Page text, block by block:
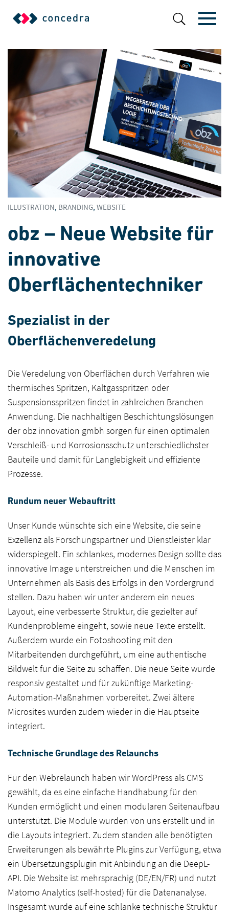
Branding
Digital
ILLUSTRATION, BRANDING, WEBSITE
obz – Neue Website für
innovative
Oberflächentechniker
Spezialist in der
Oberflächenveredelung
Die Veredelung von Oberflächen durch Verfahren wie
thermisches Spritzen, Kaltgasspritzen oder
Suspensionsspritzen findet in zahlreichen Branchen
Anwendung. Die nachhaltigen Beschichtungslösungen
der obz innovation gmbh sorgen für einen optimalen
Verschleiß- und Korrosionsschutz unterschiedlichster
Bauteile und damit für Langlebigkeit und effiziente
Prozesse.
Rundum neuer Webauftritt
Unser Kunde wünschte sich eine Website, die seine
Exzellenz als Forschungspartner und Dienstleister klar
widerspiegelt. Ein schlankes, modernes Design sollte das
innovative Image unterstreichen und die Menschen im
Unternehmen als Basis des Erfolgs in den Vordergrund
stellen. Dazu haben wir unter anderem ein neues
Layout, eine verbesserte Struktur, die gezielter auf
Kundenprobleme eingeht, sowie neue Texte erstellt.
Außerdem wurde ein Fotoshooting mit den
Mitarbeitenden durchgeführt, um eine authentische
Bildwelt für die Seite zu schaffen. Die neue Seite wurde
responsiv gestaltet und für zukünftige Marketing-
Automation-Maßnahmen vorbereitet. Zwei ältere
Microsites wurden zudem wieder in die Hauptseite
integriert.
Technische Grundlage des Relaunchs
Für den Webrelaunch haben wir WordPress als CMS
gewählt, da es eine einfache Handhabung für den
Kunden ermöglicht und einen modularen Seitenaufbau
unterstützt. Die Module wurden von uns erstellt und in
die Layouts integriert. Zudem standen alle benötigten
Erweiterungen als bewährte Plugins zur Verfügung, etwa
ein Übersetzungsplugin mit Anbindung an die DeepL-
API. Die Website ist mehrsprachig (DE/EN/FR) und nutzt
Matomo Analytics (self-hosted) für die Datenanalyse.
Insgesamt wurde auf eine schlanke technische Struktur